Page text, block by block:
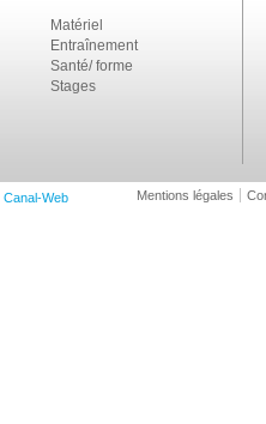
Matériel
Entraînement
Santé/ forme
Stages
Canal-Web Mentions légales